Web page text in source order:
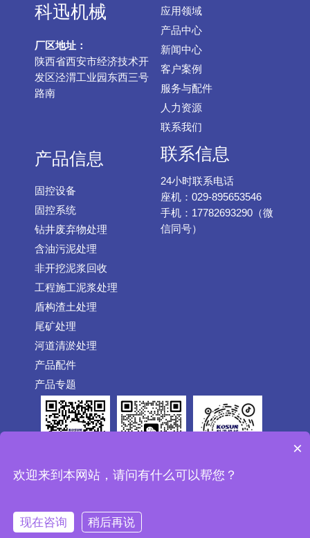
科迅机械
厂区地址：
陕西省西安市经济技术开
发区泾渭工业园东西三号
路南
应用领域
产品中心
新闻中心
客户案例
服务与配件
人力资源
联系我们
产品信息
固控设备
固控系统
钻井废弃物处理
含油污泥处理
非开挖泥浆回收
工程施工泥浆处理
盾构渣土处理
尾矿处理
河道清淤处理
产品配件
产品专题
联系信息
24小时联系电话
座机：029-895653546
手机：17782693290（微
信同号）
公众号 微信 抖音
Reserved 西安科迅机械制造有限公司 版权所有 |
×
欢迎来到本网站，请问有什么可以帮您？
现在咨询 稍后再说